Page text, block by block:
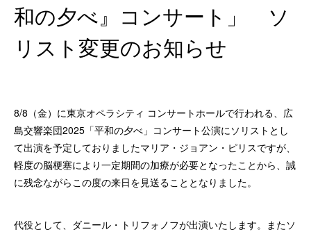
和の夕べ』コンサート」 ソ
リスト変更のお知らせ
8/8（金）に東京オペラシティ コンサートホールで行われる、広
島交響楽団2025「平和の夕べ」コンサート公演にソリストとし
て出演を予定しておりましたマリア・ジョアン・ピリスですが、
軽度の脳梗塞により一定期間の加療が必要となったことから、誠
に残念ながらこの度の来日を見送ることとなりました。
代役として、ダニール・トリフォノフが出演いたします。またソ